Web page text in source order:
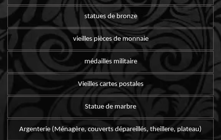
statues de bronze
vieilles pièces de monnaie
médailles militaire
Vieilles cartes postales
Statue de marbre
Argenterie (Ménagère, couverts dépareillés, theillere, plateau)